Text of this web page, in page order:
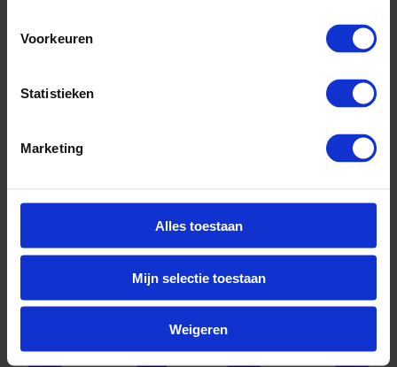
Voorkeuren
Statistieken
Marketing
Alles toestaan
Mijn selectie toestaan
Weigeren
Geuniformeerd